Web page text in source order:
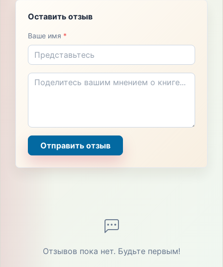
Оставить отзыв
Ваше имя *
Отправить отзыв
Отзывов пока нет. Будьте первым!